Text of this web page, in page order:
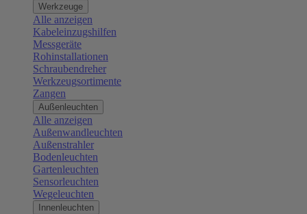
Werkzeuge
Alle anzeigen
Kabeleinzugshilfen
Messgeräte
Rohinstallationen
Schraubendreher
Werkzeugsortimente
Zangen
Außenleuchten
Alle anzeigen
Außenwandleuchten
Außenstrahler
Bodenleuchten
Gartenleuchten
Sensorleuchten
Wegeleuchten
Innenleuchten